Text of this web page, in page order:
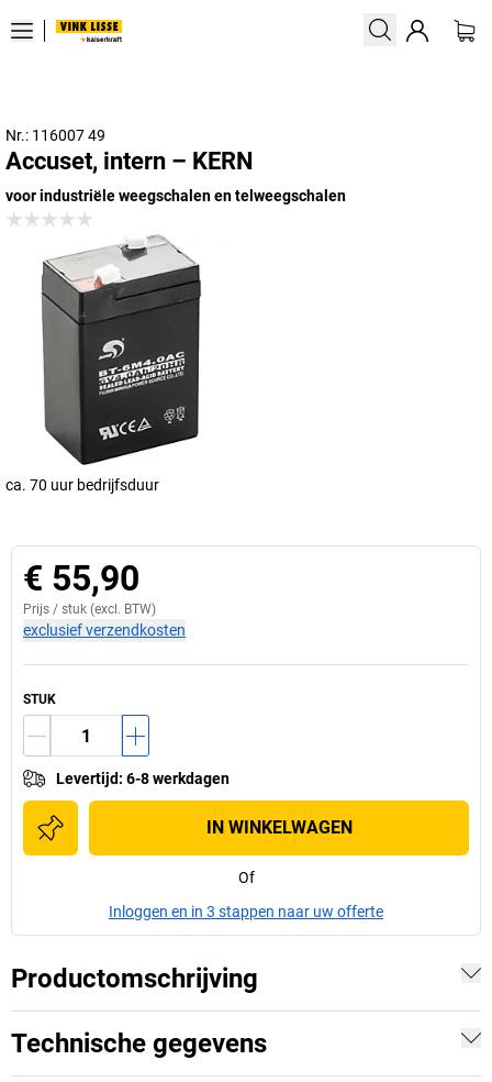
Nr.: 116007 49
Accuset, intern – KERN
voor industriële weegschalen en telweegschalen
ca. 70 uur bedrijfsduur
€ 55,90
Prijs / stuk (excl. BTW)
exclusief verzendkosten
STUK
Levertijd: 6-8 werkdagen
IN WINKELWAGEN
Of
Inloggen en in 3 stappen naar uw offerte
Productomschrijving
Technische gegevens